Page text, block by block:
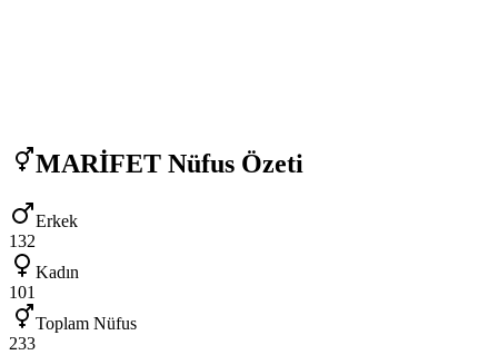
MARİFET Nüfus Özeti
Erkek
132
Kadın
101
Toplam Nüfus
233